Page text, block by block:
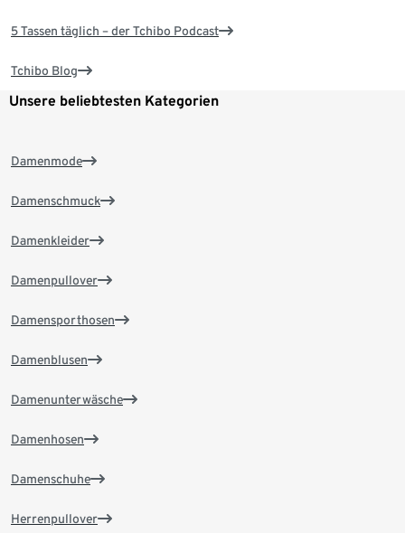
5 Tassen täglich – der Tchibo Podcast
Tchibo Blog
Unsere beliebtesten Kategorien
Damenmode
Damenschmuck
Damenkleider
Damenpullover
Damensporthosen
Damenblusen
Damenunterwäsche
Damenhosen
Damenschuhe
Herrenpullover